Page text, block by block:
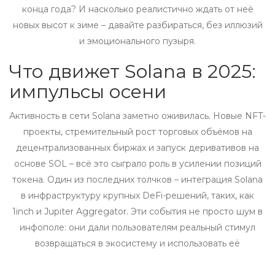
конца года? И насколько реалистично ждать от неё
новых высот к зиме – давайте разбираться, без иллюзий
и эмоционального пузыря.
Что движет Solana в 2025:
импульсы осени
Активность в сети Solana заметно оживилась. Новые NFT-
проекты, стремительный рост торговых объёмов на
децентрализованных биржах и запуск деривативов на
основе SOL – всё это сыграло роль в усилении позиций
токена. Один из последних толчков – интеграция Solana
в инфраструктуру крупных DeFi-решений, таких, как
1inch и Jupiter Aggregator. Эти события не просто шум в
инфополе: они дали пользователям реальный стимул
возвращаться в экосистему и использовать её